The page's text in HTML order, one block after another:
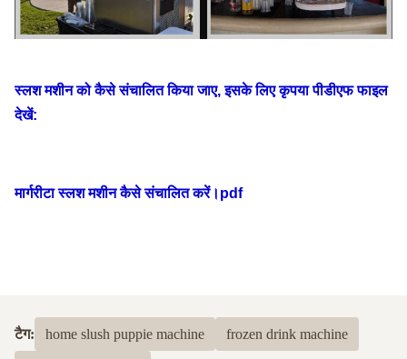
स्लश मशीन को कैसे संचालित किया जाए, इसके लिए कृपया पीडीएफ फाइल
देखें:
मार्गरीटा स्लश मशीन कैसे संचालित करें।pdf
टैग: home slush puppie machine frozen drink machine